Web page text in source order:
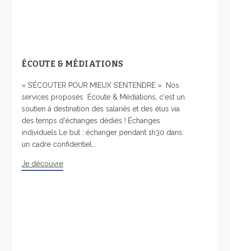
ÉCOUTE & MÉDIATIONS
« S’ÉCOUTER POUR MIEUX S’ENTENDRE » Nos
services proposés Écoute & Médiations, c'est un
soutien à destination des salariés et des élus via
des temps d'échanges dédiés ! Échanges
individuels Le but : échanger pendant 1h30 dans
un cadre confidentiel...
Je découvre